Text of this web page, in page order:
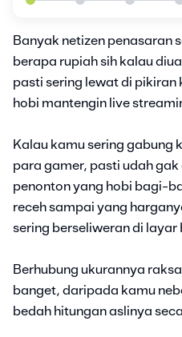
Banyak netizen penasaran
berapa rupiah sih kalau
pasti sering lewat di
hobi mantengin live
Kalau kamu sering gabung
para gamer, pasti udah
penonton yang hobi bagi-
receh sampai yang
sering berseliweran di layar
Berhubung ukurannya
banget, daripada kamu
bedah hitungan aslinya